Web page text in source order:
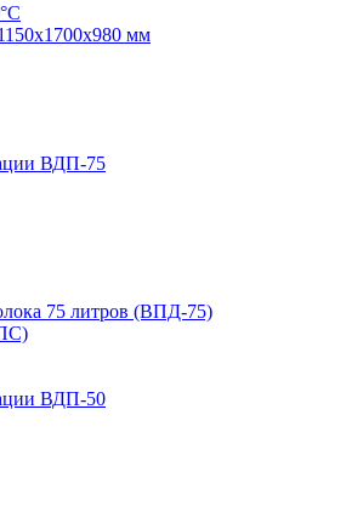
мм
ВДП-75
75 литров (ВПД-75)
ВДП-50